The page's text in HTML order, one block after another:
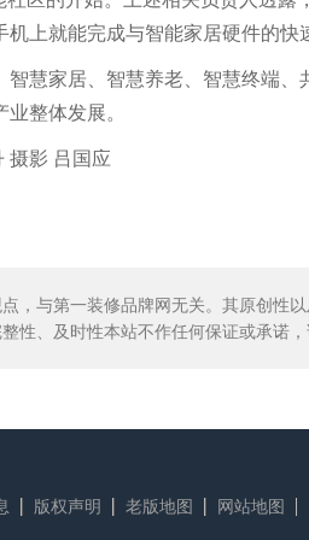
上就能完成与智能家居硬件的快
智慧家居、智慧养老、智慧终端
整体发展。
摄影 吕国应
点，与第一装修品牌网无关。其原创性
性、及时性本站不作任何保证或承诺
版权声明 老版地图 网站地图